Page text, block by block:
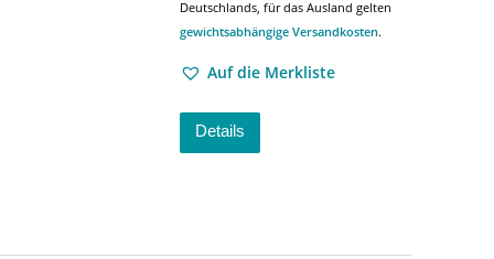
Deutschlands, für das Ausland gelten
gewichtsabhängige Versandkosten.
Auf die Merkliste
Details